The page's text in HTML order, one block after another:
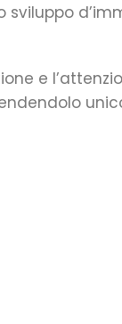
sviluppo
e